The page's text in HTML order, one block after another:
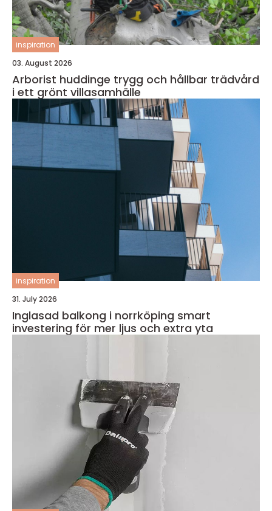
inspiration
03. August 2026
Arborist huddinge trygg och hållbar trädvård
i ett grönt villasamhälle
inspiration
31. July 2026
Inglasad balkong i norrköping smart
investering för mer ljus och extra yta